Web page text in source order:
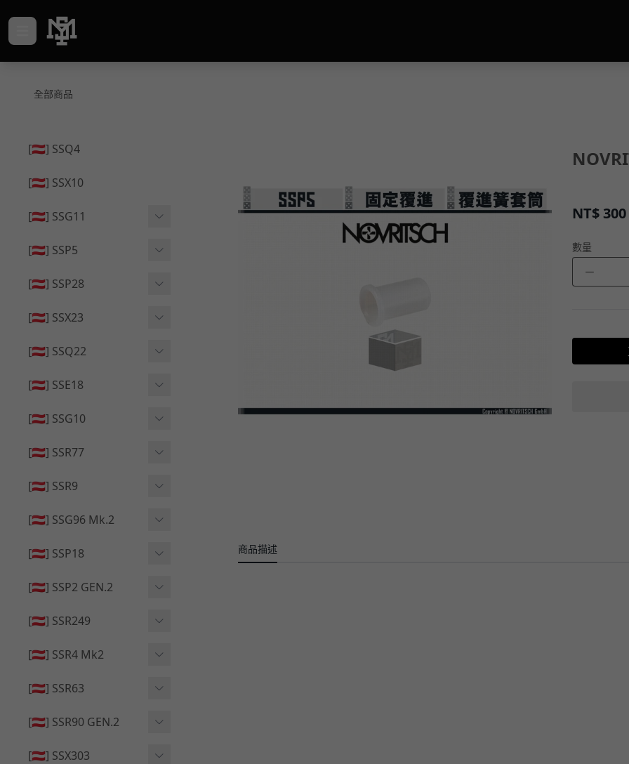
全部商品
[🇦🇹] SSQ4
[🇦🇹] SSX10
[🇦🇹] SSG11
🔄 原廠 ⧸ 零件
[🇦🇹] SSP5
🔄 原廠 ⧸ 零件
[🇦🇹] SSP28
🔄 原廠 ⧸ 零件
[🇦🇹] SSX23
🟦 主體 ⧸ 彈匣
[🇦🇹] SSQ22
🟦 主體 ⧸ 彈匣
[🇦🇹] SSE18
👁️‍🗨️ 外觀 ⧸ 色彩
[🇦🇹] SSG10
🟦 主體 ⧸ 彈匣
[🇦🇹] SSR77
🟦 主體 ⧸ 彈匣
[🇦🇹] SSR9
👁️‍🗨️ 外觀 ⧸ 色彩
[🇦🇹] SSG96 Mk.2
🆙 升級 ⧸ 部件
[🇦🇹] SSP18
👁️‍🗨️ 外觀 ⧸ 色彩
[🇦🇹] SSP2 GEN.2
🔄 原廠 ⧸ 零件
[🇦🇹] SSR249
🟦 主體 ⧸ 彈匣
[🇦🇹] SSR4 Mk2
🟦 主體 ⧸ 彈匣
[🇦🇹] SSR63
🆙 升級 ⧸ 部件
[🇦🇹] SSR90 GEN.2
🆙 升級 ⧸ 部件
[🇦🇹] SSX303
NT$ 300
數量
－
商品描述